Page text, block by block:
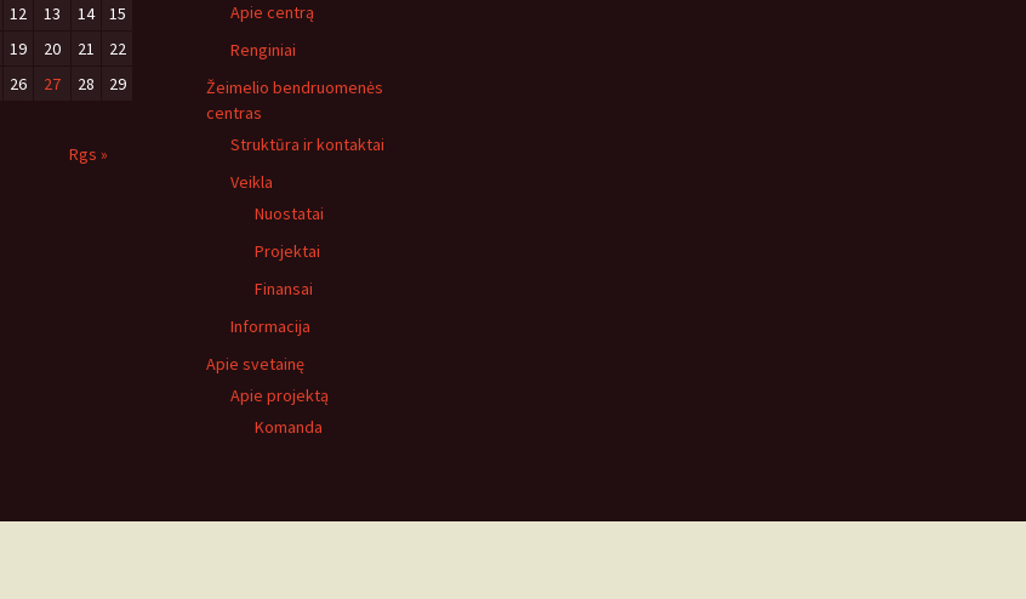
12 13 14
15
19 20 21
22
26 27 28
29
Rgs »
Apie centrą
Renginiai
Žeimelio bendruomenės
centras
Struktūra ir kontaktai
Veikla
Nuostatai
Projektai
Finansai
Informacija
Apie svetainę
Apie projektą
Komanda